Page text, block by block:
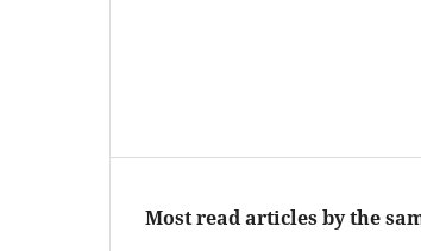
Most read articles by the